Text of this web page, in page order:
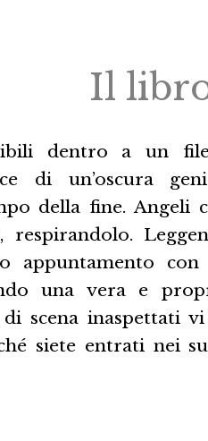
Il
dentro a un file
di un’oscura
della fine. Angeli
respirandolo.
appuntamento
una vera e
scena inaspettati
siete entrati nei